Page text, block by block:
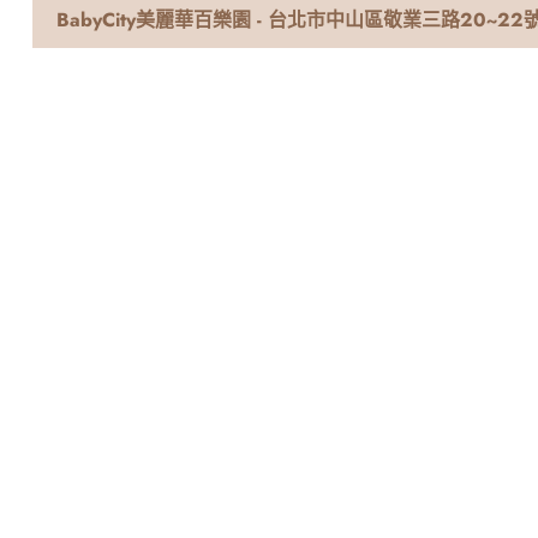
BabyCity美麗華百樂園 - 台北市中山區敬業三路20~22